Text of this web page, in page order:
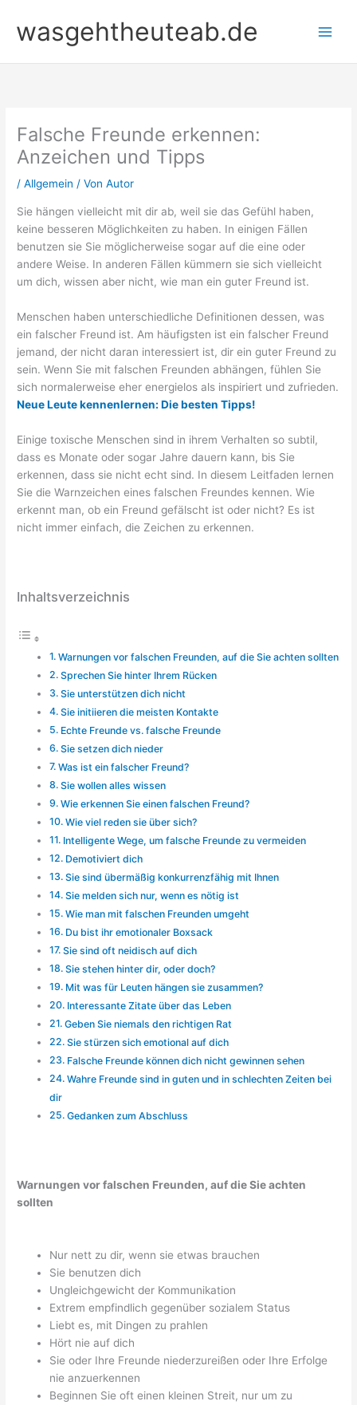
Inhalt
springen
wasgehtheuteab.de
Falsche Freunde erkennen:
Anzeichen und Tipps
/Allgemein / VonAutor
Sie hängen vielleicht mit dir ab, weil sie das Gefühl haben,
keine besseren Möglichkeiten zu haben. In einigen Fällen
benutzen sie Sie möglicherweise sogar auf die eine oder
andere Weise. In anderen Fällen kümmern sie sich vielleicht
um dich, wissen aber nicht, wie man ein guter Freund ist.
Menschen haben unterschiedliche Definitionen dessen, was
ein falscher Freund ist. Am häufigsten ist ein falscher Freund
jemand, der nicht daran interessiert ist, dir ein guter Freund zu
sein. Wenn Sie mit falschen Freunden abhängen, fühlen Sie
sich normalerweise eher energielos als inspiriert und zufrieden.
Neue Leute kennenlernen: Die besten Tipps!
Einige toxische Menschen sind in ihrem Verhalten so subtil,
dass es Monate oder sogar Jahre dauern kann, bis Sie
erkennen, dass sie nicht echt sind. In diesem Leitfaden lernen
Sie die Warnzeichen eines falschen Freundes kennen. Wie
erkennt man, ob ein Freund gefälscht ist oder nicht? Es ist
nicht immer einfach, die Zeichen zu erkennen.
Inhaltsverzeichnis
Warnungen vor falschen Freunden, auf die Sie achten sollten
Sprechen Sie hinter Ihrem Rücken
Sie unterstützen dich nicht
Sie initiieren die meisten Kontakte
Echte Freunde vs. falsche Freunde
Sie setzen dich nieder
Was ist ein falscher Freund?
Sie wollen alles wissen
Wie erkennen Sie einen falschen Freund?
Wie viel reden sie über sich?
Intelligente Wege, um falsche Freunde zu vermeiden
Demotiviert dich
Sie sind übermäßig konkurrenzfähig mit Ihnen
Sie melden sich nur, wenn es nötig ist
Wie man mit falschen Freunden umgeht
Du bist ihr emotionaler Boxsack
Sie sind oft neidisch auf dich
Sie stehen hinter dir, oder doch?
Mit was für Leuten hängen sie zusammen?
Interessante Zitate über das Leben
Geben Sie niemals den richtigen Rat
Sie stürzen sich emotional auf dich
Falsche Freunde können dich nicht gewinnen sehen
Wahre Freunde sind in guten und in schlechten Zeiten bei
dir
Gedanken zum Abschluss
Warnungen vor falschen Freunden, auf die Sie achten
sollten
Nur nett zu dir, wenn sie etwas brauchen
Sie benutzen dich
Ungleichgewicht der Kommunikation
Extrem empfindlich gegenüber sozialem Status
Liebt es, mit Dingen zu prahlen
Hört nie auf dich
Sie oder Ihre Freunde niederzureißen oder Ihre Erfolge
nie anzuerkennen
Beginnen Sie oft einen kleinen Streit, nur um zu